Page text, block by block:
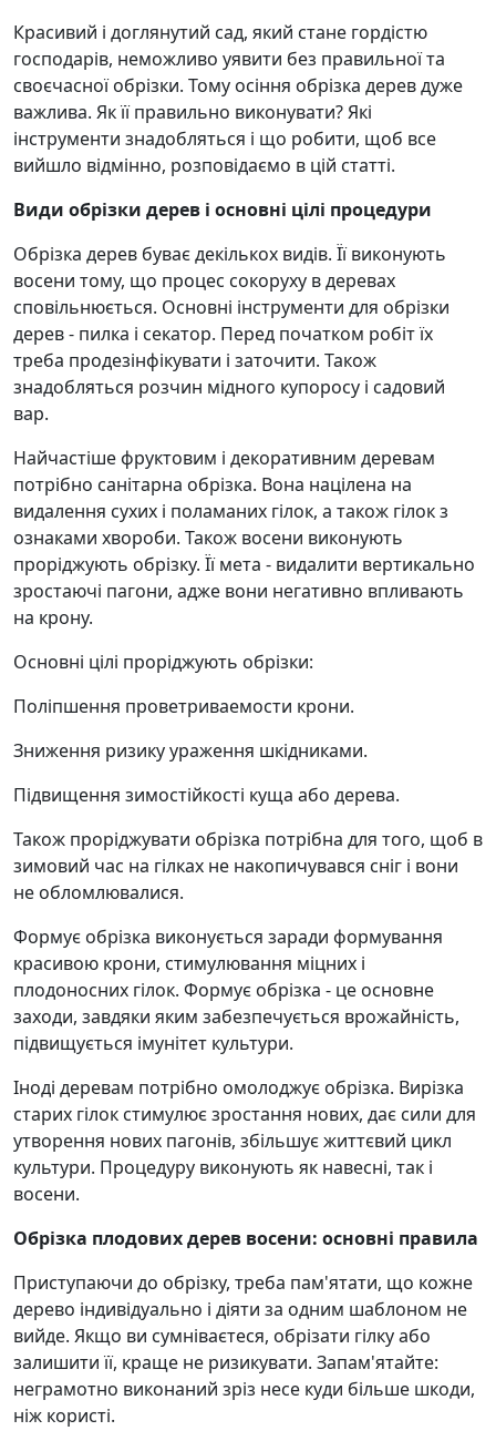
Красивий і доглянутий сад, який стане гордістю
господарів, неможливо уявити без правильної та
своєчасної обрізки. Тому осіння обрізка дерев дуже
важлива. Як її правильно виконувати? Які
інструменти знадобляться і що робити, щоб все
вийшло відмінно, розповідаємо в цій статті.
Види обрізки дерев і основні цілі процедури
Обрізка дерев буває декількох видів. Її виконують
восени тому, що процес сокоруху в деревах
сповільнюється. Основні інструменти для обрізки
дерев - пилка і секатор. Перед початком робіт їх
треба продезінфікувати і заточити. Також
знадобляться розчин мідного купоросу і садовий
вар.
Найчастіше фруктовим і декоративним деревам
потрібно санітарна обрізка. Вона націлена на
видалення сухих і поламаних гілок, а також гілок з
ознаками хвороби. Також восени виконують
проріджують обрізку. Її мета - видалити вертикально
зростаючі пагони, адже вони негативно впливають
на крону.
Основні цілі проріджують обрізки:
Поліпшення проветриваемости крони.
Зниження ризику ураження шкідниками.
Підвищення зимостійкості куща або дерева.
Також проріджувати обрізка потрібна для того, щоб в
зимовий час на гілках не накопичувався сніг і вони
не обломлювалися.
Формує обрізка виконується заради формування
красивою крони, стимулювання міцних і
плодоносних гілок. Формує обрізка - це основне
заходи, завдяки яким забезпечується врожайність,
підвищується імунітет культури.
Іноді деревам потрібно омолоджує обрізка. Вирізка
старих гілок стимулює зростання нових, дає сили для
утворення нових пагонів, збільшує життєвий цикл
культури. Процедуру виконують як навесні, так і
восени.
Обрізка плодових дерев восени: основні правила
Приступаючи до обрізку, треба пам'ятати, що кожне
дерево індивідуально і діяти за одним шаблоном не
вийде. Якщо ви сумніваєтеся, обрізати гілку або
залишити її, краще не ризикувати. Запам'ятайте:
неграмотно виконаний зріз несе куди більше шкоди,
ніж користі.